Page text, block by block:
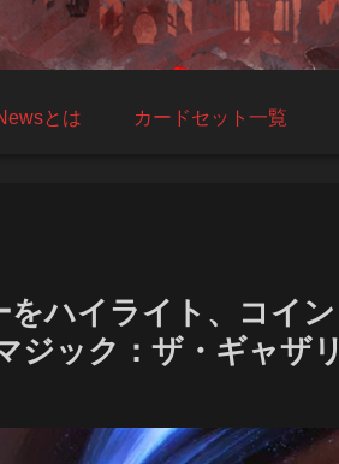
とは カードセット一覧
をハイライト、コイン
ジック：ザ・ギャザリ